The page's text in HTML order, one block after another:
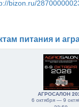
bizon.ru/
питания и
АГРОСАЛОН
6 октября — 9